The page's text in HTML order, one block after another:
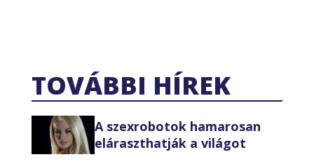
TOVÁBBI HÍREK
A szexrobotok hamarosan
eláraszthatják a világot